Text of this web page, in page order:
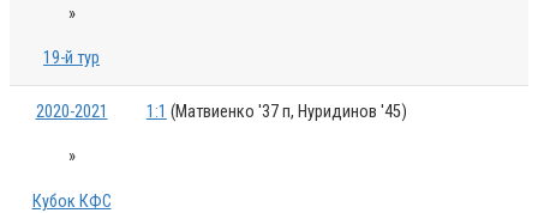
»
19-й тур
2020-2021
»
Кубок КФС
1:1 (Матвиенко '37 п, Нуридинов '45)